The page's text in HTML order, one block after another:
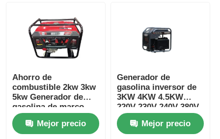
Ahorro de
combustible 2kw 3kw
5kw Generador de
gasolina de marco
abierto Generador de
gasolina pequeño
Mejor precio
Generador de
gasolina inversor de
3KW 4KW 4.5KW
220V 230V 240V 380V
Mejor precio